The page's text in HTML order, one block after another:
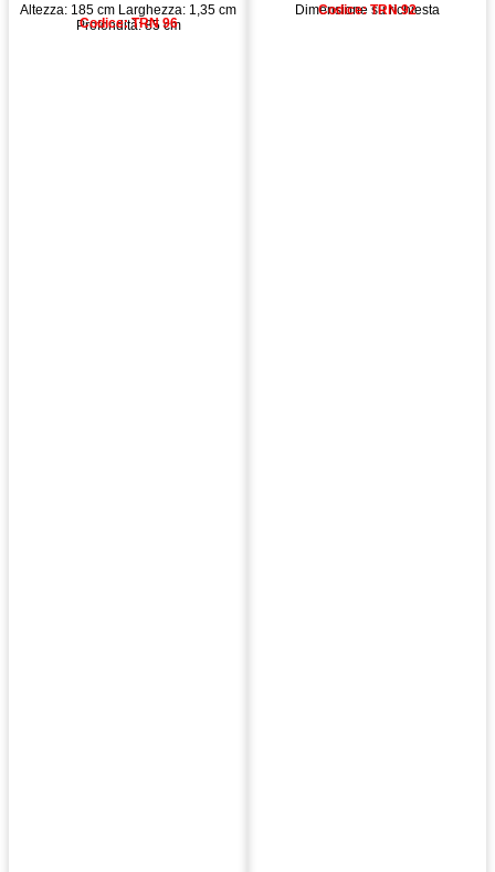
Altezza: 185 cm Larghezza: 1,35 cm
Profondità: 85 cm
Codice: TRN 96
Dimensione su richiesta
Codice: TRN 92